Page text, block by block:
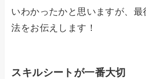
いわかったかと思いますが、最
法をお伝えします！
スキルシートが一番大切